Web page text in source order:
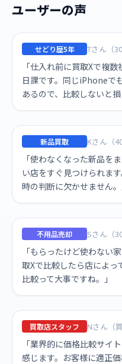
ユーザーの声
せどり歴5年 Tさん（
「仕入れ前に買取Xで複
日課です。同じiPhoneで
あるので、比較しないと損
新品買取 Kさん（40
「使わなくなった新品を
い店をすぐ見つけられま
時の判断に欠かせません。
不用品売却 Sさん（
「もらったけど使わない
取Xで比較したら店によっ
比較って大事ですね。」
買取店スタッフ Nさん（
「業界的に価格比較サイ
感じます。お客様に適正